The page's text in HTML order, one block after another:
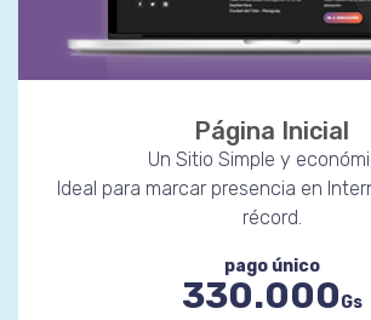
Página Inicial
Un Sitio Simple y
Ideal para marcar presencia en
récord.
pago único
330.000Gs